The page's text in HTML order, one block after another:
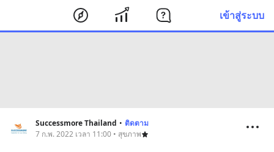
เข้าสู่ระบบ
Successmore Thailand • ติดตาม
7 ก.พ. 2022 เวลา 11:00 • สุขภาพ